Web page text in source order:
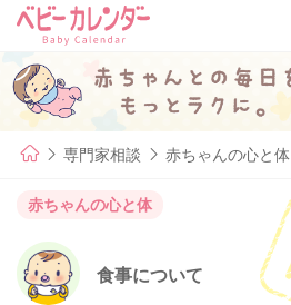
専門家相談 赤ちゃんの心と体
赤ちゃんの心と体
食事について